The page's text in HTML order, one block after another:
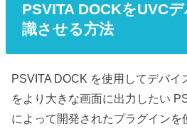
PSVITA DOCKをUVC
識させる方法
PSVITA DOCK を使用してデバイ
をより大きな画面に出力したい
によって開発されたプラグインを